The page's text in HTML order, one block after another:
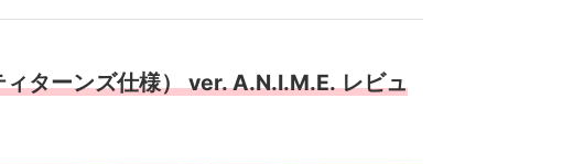
ターンズ仕様） ver. A.N.I.M.E. レビュ